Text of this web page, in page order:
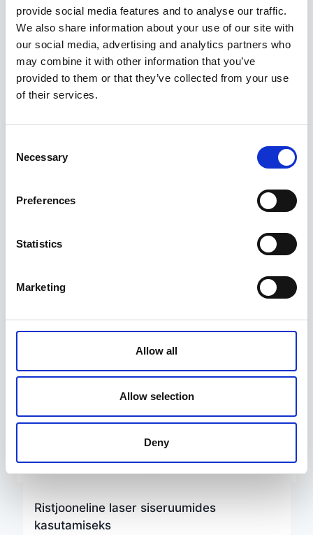
provide social media features and to analyse our traffic.
We also share information about your use of our site with
our social media, advertising and analytics partners who
may combine it with other information that you’ve
provided to them or that they’ve collected from your use
of their services.
Selection
Necessary
Preferences
Statistics
Marketing
Allow all
Allow selection
Deny
Kruvikeeraja komplekt 26tk, StahlKaiser
Ristjooneline laser siseruumides
kasutamiseks